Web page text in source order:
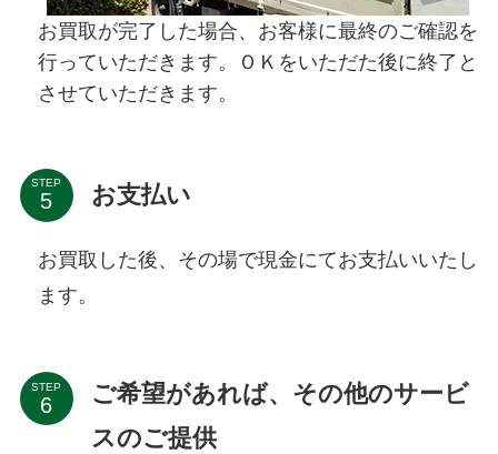
お買取が完了した場合、お客様に最終のご確認を
行っていただきます。ＯＫをいただた後に終了と
させていただきます。
STEP お支払い
お買取した後、その場で現金にてお支払いいたし
ます。
STEP
ご希望があれば、その他のサービ
スのご提供